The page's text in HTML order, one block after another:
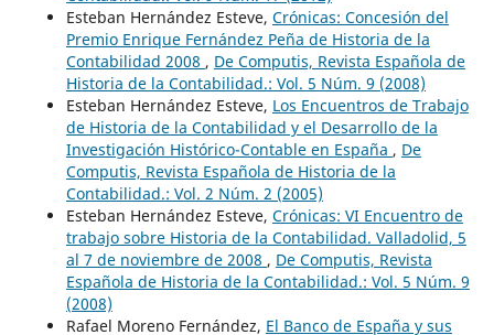
Esteban Hernández Esteve, Crónicas: Concesión del
Premio Enrique Fernández Peña de Historia de la
Contabilidad 2008 , De Computis, Revista Española de
Historia de la Contabilidad.: Vol. 5 Núm. 9 (2008)
Esteban Hernández Esteve, Los Encuentros de Trabajo
de Historia de la Contabilidad y el Desarrollo de la
Investigación Histórico-Contable en España , De
Computis, Revista Española de Historia de la
Contabilidad.: Vol. 2 Núm. 2 (2005)
Esteban Hernández Esteve, Crónicas: VI Encuentro de
trabajo sobre Historia de la Contabilidad. Valladolid, 5
al 7 de noviembre de 2008 , De Computis, Revista
Española de Historia de la Contabilidad.: Vol. 5 Núm. 9
(2008)
Rafael Moreno Fernández, El Banco de España y sus